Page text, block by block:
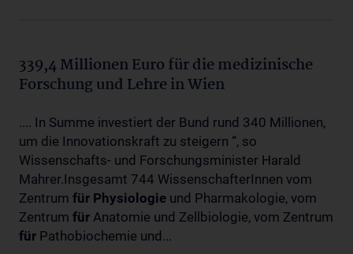
339,4 Millionen Euro für die medizinische
Forschung und Lehre in Wien
.... In Summe investiert der Bund rund 340 Millionen,
um die Innovationskraft zu steigern “, so
Wissenschafts- und Forschungsminister Harald
Mahrer.Insgesamt 744 WissenschafterInnen vom
Zentrum für Physiologie und Pharmakologie, vom
Zentrum für Anatomie und Zellbiologie, vom Zentrum
für Pathobiochemie und...